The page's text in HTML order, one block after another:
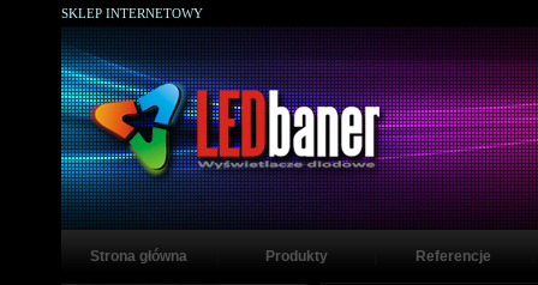
SKLEP INTERNETOWY
Strona główna Produkty Referencje